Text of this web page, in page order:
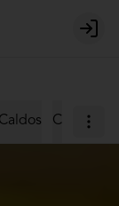
Login
Ceviches